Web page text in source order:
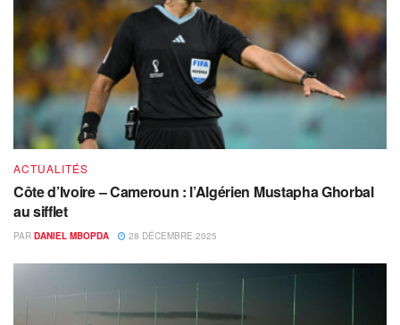
ACTUALITÉS
Côte d’Ivoire – Cameroun : l’Algérien Mustapha Ghorbal
au sifflet
PAR DANIEL MBOPDA 28 DÉCEMBRE 2025